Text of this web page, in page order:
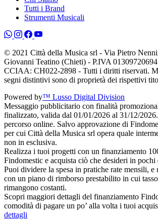
Tutti i Brand
Strumenti Musicali
© 2021 Città della Musica srl - Via Pietro
Giovanni Teatino (Chieti) - P.IVA
CCIAA: CH022-2898 - Tutti i diritti riservati.
segni distintivi sono di proprietà dei rispettivi
Powered by™ Lusso Digital Division
Messaggio pubblicitario con finalità
finalizzato, valida dal 01/01/2026 al 31/12/
percorso online. Salvo approvazione di
per cui Città della Musica srl opera quale
non in esclusiva.
Realizza i tuoi progetti con un finanziamento
Findomestic e acquista ciò che desideri in pochi
Puoi dividere la spesa in pratiche rate mensili, e
con un piano di rimborso prestabilito in cui
rimangono costanti.
Scopri maggiori dettagli del finanziamento
comodità di pagare un po’ alla volta i tuoi
dettagli